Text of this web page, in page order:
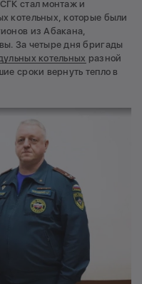
стал монтаж и
котельных, которые были
из Абакана,
За четыре дня бригады
котельных разной
сроки вернуть тепло в